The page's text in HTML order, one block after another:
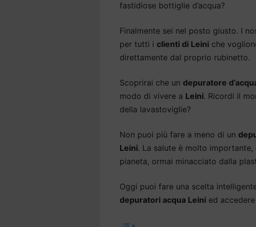
fastidiose bottiglie d’acqua?
Finalmente sei nel posto giusto. I
per tutti i clienti di Leini che
direttamente dal proprio rubinetto.
Scoprirai che un depuratore
modo di vivere a Leini. Ricordi il
della lavastoviglie?
Non puoi più fare a meno di un
Leini. La salute è molto
pianeta, ormai minacciato dalla
Oggi puoi fare una scelta
depuratori acqua Leini ed